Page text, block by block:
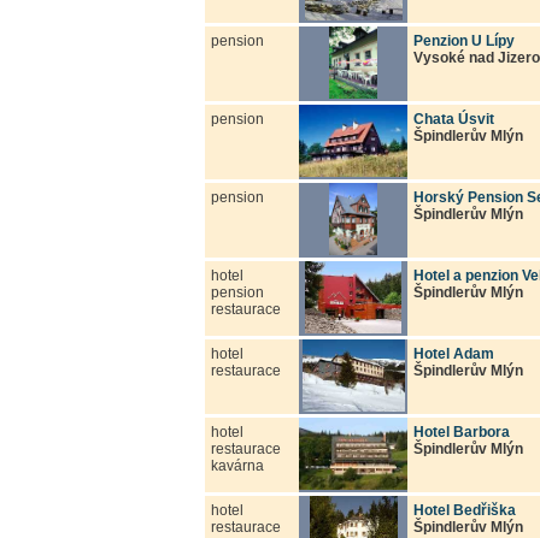
pension
Penzion U Lípy
Vysoké nad
pension
Chata Úsvit
Špindlerův Mlýn
pension
Horský Pension
Špindlerův Mlýn
hotel
pension
restaurace
Hotel a penzion
Špindlerův Mlýn
hotel
restaurace
Hotel Adam
Špindlerův Mlýn
hotel
restaurace
kavárna
Hotel Barbora
Špindlerův Mlýn
hotel
restaurace
Hotel Bedřiška
Špindlerův Mlýn